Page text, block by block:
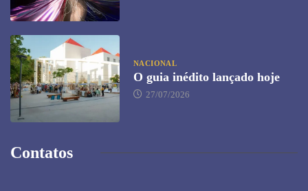
NACIONAL
O guia inédito lançado hoje
27/07/2026
Contatos